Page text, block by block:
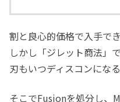
割と良心的価格で入手でき
しかし「ジレット商法」
刃もいつディスコンにな
そこでFusionを処分し、